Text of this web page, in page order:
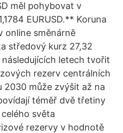
měl pohybovat v
EURUSD.** Koruna
online směnárně
středový kurz 27,32
následujících letech tvořit
rezerv centrálních
2030 může zvýšit až na
téměř dvě třetiny
světa
rezervy v hodnotě